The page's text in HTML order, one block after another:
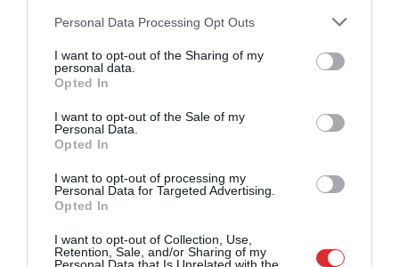
Please note that this website/app uses one or more Google
not limited to your visit or usage behaviour. You may click to
grant or deny consent to Google and its third-party tags to
use your data for below specified purposes in below Google
consent section.
Personal Data Processing Opt Outs
I want to opt-out of the Sharing of my
personal data.
Opted In
I want to opt-out of the Sale of my
Personal Data.
Opted In
I want to opt-out of processing my
Personal Data for Targeted Advertising.
Opted In
I want to opt-out of Collection, Use,
Retention, Sale, and/or Sharing of my